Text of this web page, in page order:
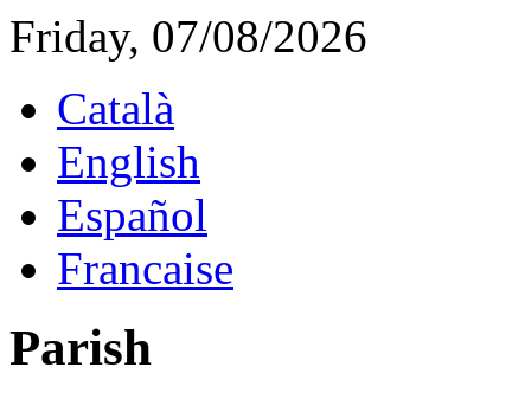
Friday, 07/08/2026
Català
English
Español
Francaise
Parish